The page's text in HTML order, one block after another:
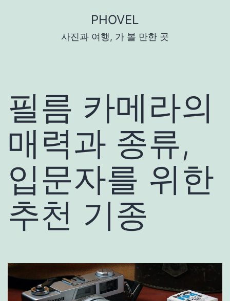
PHOVEL
사진과 여행, 가 볼 만한 곳
필름 카메라의
매력과 종류,
입문자를 위한
추천 기종